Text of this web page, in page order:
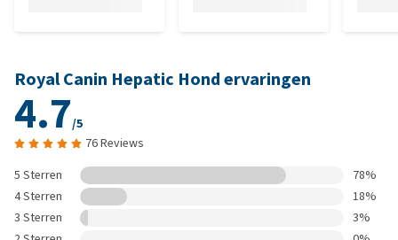
Royal Canin Hepatic Hond ervaringen
4.7/5
76 Reviews
5 Sterren
78%
4 Sterren
18%
3 Sterren
3%